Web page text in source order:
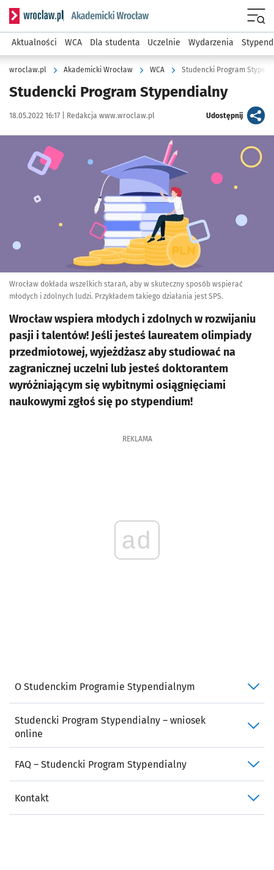
Serwis informacyjny wroclaw.pl podserwis: Akademicki
Aktualności WCA Dla studenta Uczelnie Wydarzenia
wroclaw.pl Akademicki Wrocław WCA Studencki Program
Studencki Program Stypendialny
Data publikacji:
18.05.2022 16:17 | Autor:
Redakcja www.wroclaw.pl Udostępnijartykuł
Wrocław dokłada wszelkich starań, aby w skuteczny sposób wspierać
młodych i zdolnych ludzi. Przykładem takiego działania jest SPS.
Wrocław wspiera młodych i zdolnych w rozwijaniu
pasji i talentów! Jeśli jesteś laureatem olimpiady
przedmiotowej, wyjeżdżasz aby studiować na
zagranicznej uczelni lub jesteś doktorantem
wyróżniającym się wybitnymi osiągnięciami
naukowymi zgłoś się po stypendium!
REKLAMA
ad
O Studenckim Programie Stypendialnym
Studencki Program Stypendialny – wniosek
online
FAQ – Studencki Program Stypendialny
Kontakt